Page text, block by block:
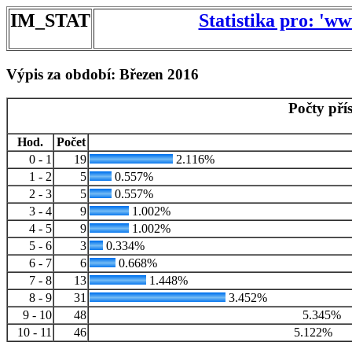
IM_STAT Statistika pro:
Výpis za období: Březen 2016
Počty
Hod.
Počet
0 - 1
19
2.116%
1 - 2
5
0.557%
2 - 3
5
0.557%
3 - 4
9
1.002%
4 - 5
9
1.002%
5 - 6
3
0.334%
6 - 7
6
0.668%
7 - 8
13
1.448%
8 - 9
31
3.452%
9 - 10
48
5.345%
10 - 11
46
5.122%